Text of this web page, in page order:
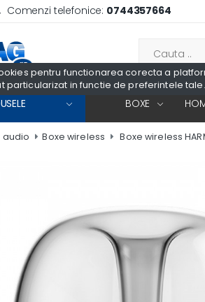
pentru functionarea corecta a
particularizat in functie de preferintele tale.
Comenzi telefonice: 0744357664
BOXE
audio Boxe wireless Boxe wireless